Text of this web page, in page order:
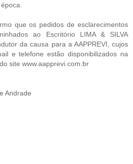
que os pedidos de esclarecimentos
ao Escritório LIMA & SILVA
da causa para a AAPPREVI, cujos
e telefone estão disponibilizados na
site www.aapprevi.com.br
Andrade